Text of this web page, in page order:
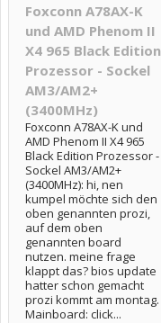
Foxconn A78AX-K
und AMD Phenom II
X4 965 Black Edition
Prozessor - Sockel
AM3/AM2+
(3400MHz)
Foxconn A78AX-K und
AMD Phenom II X4 965
Black Edition Prozessor -
Sockel AM3/AM2+
(3400MHz): hi, nen
kumpel möchte sich den
oben genannten prozi,
auf dem oben
genannten board
nutzen. meine frage
klappt das? bios update
hatter schon gemacht
prozi kommt am montag.
Mainboard: click...